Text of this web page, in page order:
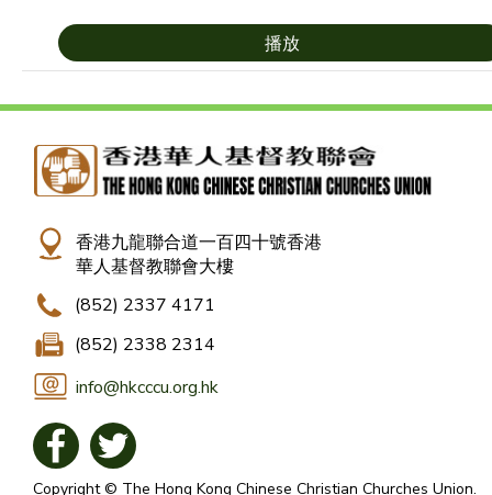
播放
香港九龍聯合道一百四十號香港
華人基督教聯會大樓
(852) 2337 4171
(852) 2338 2314
info@hkcccu.org.hk
Copyright © The Hong Kong Chinese Christian Churches Union.